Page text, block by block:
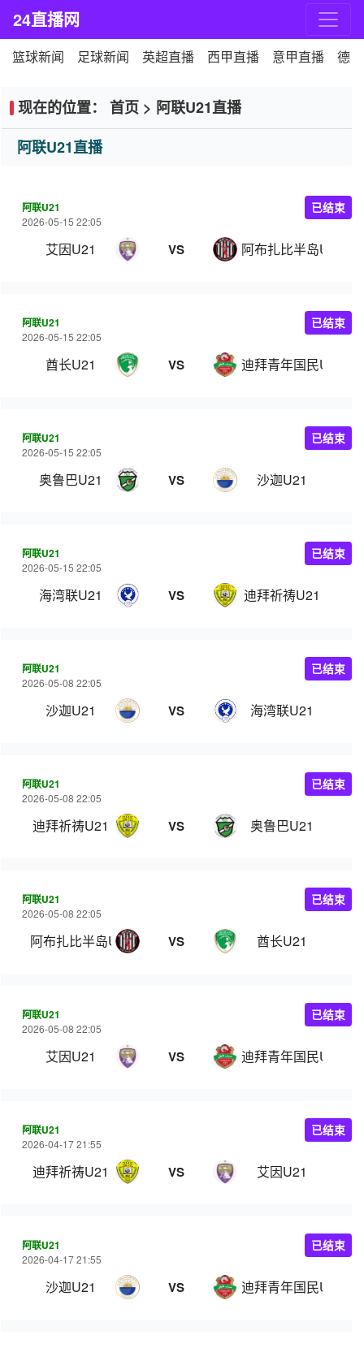
24直播网
篮球新闻 足球新闻 英超直播 西甲直播 意甲直播 德
现在的位置： 首页 > 阿联U21直播
阿联U21直播
阿联U21
2026-05-15 22:05
艾因U21 VS 阿布扎比半岛U21
已结束
阿联U21
2026-05-15 22:05
酋长U21 VS 迪拜青年国民U21
已结束
阿联U21
2026-05-15 22:05
奥鲁巴U21 VS 沙迦U21
已结束
阿联U21
2026-05-15 22:05
海湾联U21 VS 迪拜祈祷U21
已结束
阿联U21
2026-05-08 22:05
沙迦U21 VS 海湾联U21
已结束
阿联U21
2026-05-08 22:05
迪拜祈祷U21 VS 奥鲁巴U21
已结束
阿联U21
2026-05-08 22:05
阿布扎比半岛U21 VS 酋长U21
已结束
阿联U21
2026-05-08 22:05
艾因U21 VS 迪拜青年国民U21
已结束
阿联U21
2026-04-17 21:55
迪拜祈祷U21 VS 艾因U21
已结束
阿联U21
2026-04-17 21:55
沙迦U21 VS 迪拜青年国民U21
已结束